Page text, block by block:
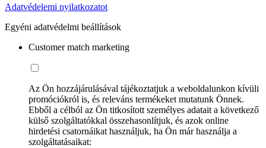
Adatvédelemi nyilatkozatot
Egyéni adatvédelmi beállítások
Customer match marketing
Az Ön hozzájárulásával tájékoztatjuk a weboldalunkon kívüli
promóciókról is, és releváns termékeket mutatunk Önnek.
Ebből a célból az Ön titkosított személyes adatait a következő
külső szolgáltatókkal összehasonlítjuk, és azok online
hirdetési csatornáikat használjuk, ha Ön már használja a
szolgáltatásaikat: